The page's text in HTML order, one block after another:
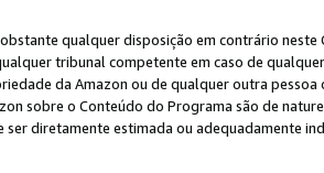
qualquer disposição em contrário
tribunal competente em caso de
da Amazon ou de qualquer outra
sobre o Conteúdo do Programa são de
ser diretamente estimada ou adequadamente